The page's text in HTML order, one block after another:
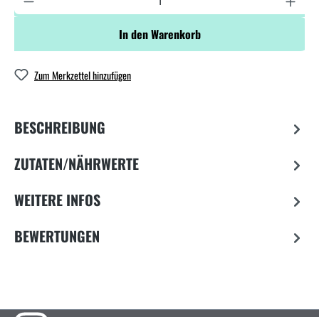
In den Warenkorb
Zum Merkzettel hinzufügen
BESCHREIBUNG
ZUTATEN/NÄHRWERTE
WEITERE INFOS
BEWERTUNGEN